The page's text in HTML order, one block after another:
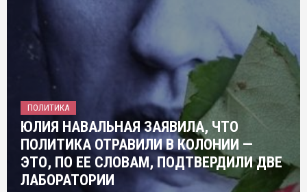
ПОЛИТИКА
ЮЛИЯ НАВАЛЬНАЯ ЗАЯВИЛА, ЧТО
ПОЛИТИКА ОТРАВИЛИ В КОЛОНИИ —
ЭТО, ПО ЕЕ СЛОВАМ, ПОДТВЕРДИЛИ ДВЕ
ЛАБОРАТОРИИ